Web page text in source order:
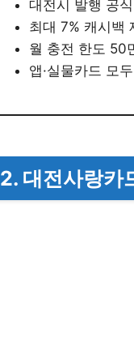
대전시 발행 공식
최대 7% 캐시백
월 충전 한도 50
앱·실물카드 모
2. 대전사랑카